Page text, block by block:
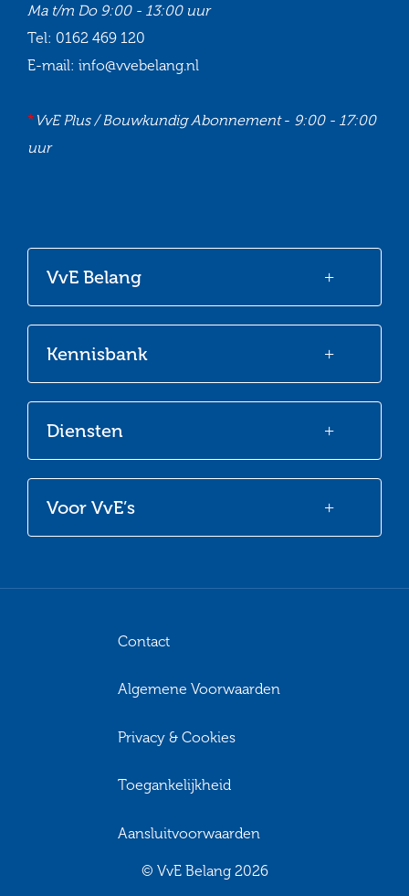
Voor VvE’s
Diensten
Kennisbank
VvE Belang
Ma t/m Do 9:00 - 13:00 uur
Tel: 0162 469 120
E-mail: info@vvebelang.nl
*VvE Plus / Bouwkundig Abonnement- 9:00 - 17:00
uur
Facebook
© VvE Belang 2026
Contact
Algemene Voorwaarden
Privacy & Cookies
Toegankelijkheid
Aansluitvoorwaarden